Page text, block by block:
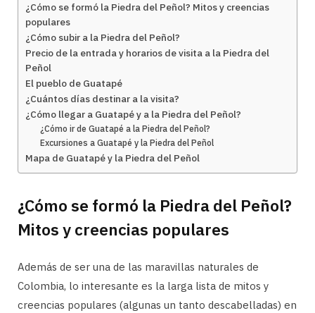
¿Cómo se formó la Piedra del Peñol? Mitos y creencias
populares
¿Cómo subir a la Piedra del Peñol?
Precio de la entrada y horarios de visita a la Piedra del
Peñol
El pueblo de Guatapé
¿Cuántos días destinar a la visita?
¿Cómo llegar a Guatapé y a la Piedra del Peñol?
¿Cómo ir de Guatapé a la Piedra del Peñol?
Excursiones a Guatapé y la Piedra del Peñol
Mapa de Guatapé y la Piedra del Peñol
¿Cómo se formó la Piedra del Peñol?
Mitos y creencias populares
Además de ser una de las maravillas naturales de
Colombia, lo interesante es la larga lista de mitos y
creencias populares (algunas un tanto descabelladas) en